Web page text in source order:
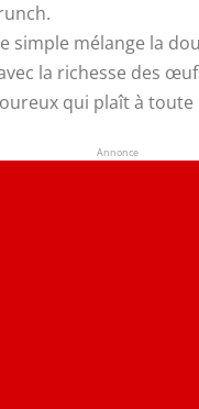
simple mélange la
la richesse des
qui plaît à toute
Annonce